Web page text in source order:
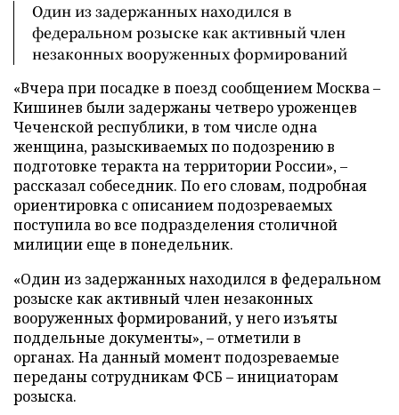
Один из задержанных находился в
федеральном розыске как активный член
незаконных вооруженных формирований
«Вчера при посадке в поезд сообщением Москва–
Кишинев были задержаны четверо уроженцев
Чеченской республики, в том числе одна
женщина, разыскиваемых по подозрению в
подготовке теракта на территории России»,–
рассказал собеседник. По его словам, подробная
ориентировка с описанием подозреваемых
поступила во все подразделения столичной
милиции еще в понедельник.
«Один из задержанных находился в федеральном
розыске как активный член незаконных
вооруженных формирований, у него изъяты
поддельные документы»,– отметили в
органах. На данный момент подозреваемые
переданы сотрудникам ФСБ –инициаторам
розыска.